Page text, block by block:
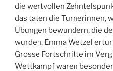
die wertvollen
das taten die Turnerinnen,
Übungen bewundern, die
wurden. Emma Wetzel
Grosse Fortschritte im
Wettkampf waren